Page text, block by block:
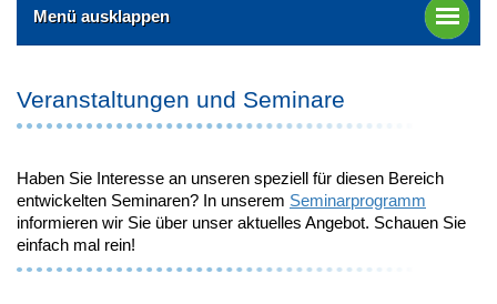
Menü ausklappen
Veranstaltungen und Seminare
Haben Sie Interesse an unseren speziell für diesen Bereich
entwickelten Seminaren? In unserem Seminarprogramm
informieren wir Sie über unser aktuelles Angebot. Schauen Sie
einfach mal rein!